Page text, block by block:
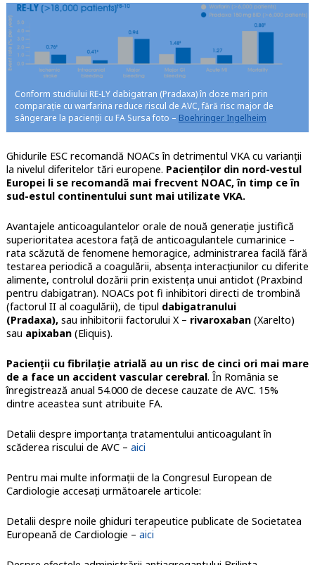
Conform studiului RE-LY dabigatran (Pradaxa) în doze mari prin
comparație cu warfarina reduce riscul de AVC, fără risc major de
sângerare la pacienții cu FA Sursa foto – Boehringer Ingelheim
Ghidurile ESC recomandă NOACs în detrimentul VKA cu varianții
la nivelul diferitelor tări europene. Pacienților din nord-vestul
Europei li se recomandă mai frecvent NOAC, în timp ce în
sud-estul continentului sunt mai utilizate VKA.
Avantajele anticoagulantelor orale de nouă generație justifică
superioritatea acestora față de anticoagulantele cumarinice –
rata scăzută de fenomene hemoragice, administrarea facilă fără
testarea periodică a coagulării, absența interacțiunilor cu diferite
alimente, controlul dozării prin existența unui antidot (Praxbind
pentru dabigatran). NOACs pot fi inhibitori directi de trombină
(factorul II al coagulării), de tipul dabigatranului
(Pradaxa), sau inhibitorii factorului X – rivaroxaban(Xarelto)
sau apixaban(Eliquis).
Pacienții cu fibrilație atrială au un risc de cinci ori mai mare
de a face un accident vascular cerebral. În România se
înregistrează anual 54.000 de decese cauzate de AVC. 15%
dintre aceastea sunt atribuite FA.
Detalii despre importanța tratamentului anticoagulant în
scăderea riscului de AVC – aici
Pentru mai multe informații de la Congresul European de
Cardiologie accesați următoarele articole:
Detalii despre noile ghiduri terapeutice publicate de Societatea
Europeană de Cardiologie – aici